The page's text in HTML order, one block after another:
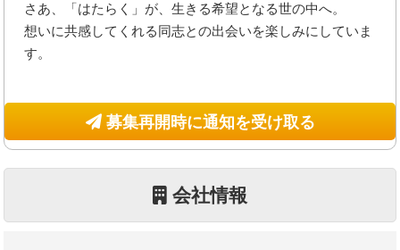
さあ、「はたらく」が、生きる希望となる世の中へ。
想いに共感してくれる同志との出会いを楽しみにしていま
す。
募集再開時に通知を受け取る
会社情報